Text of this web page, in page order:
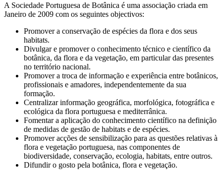
A Sociedade Portuguesa de Botânica é uma associação criada em
Janeiro de 2009 com os seguintes objectivos:
Promover a conservação de espécies da flora e dos seus
habitats.
Divulgar e promover o conhecimento técnico e científico da
botânica, da flora e da vegetação, em particular das presentes
no território nacional.
Promover a troca de informação e experiência entre botânicos,
profissionais e amadores, independentemente da sua
formação.
Centralizar informação geográfica, morfológica, fotográfica e
ecológica da flora portuguesa e mediterrânica.
Fomentar a aplicação do conhecimento científico na definição
de medidas de gestão de habitats e de espécies.
Promover acções de sensibilização para as questões relativas à
flora e vegetação portuguesa, nas componentes de
biodiversidade, conservação, ecologia, habitats, entre outros.
Difundir o gosto pela botânica, flora e vegetação.